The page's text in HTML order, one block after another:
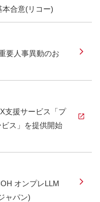
合意(リコー)
要人事異動のお
支援サービス「プ
ス」を提供開始
オンプレLLM
ャパン)